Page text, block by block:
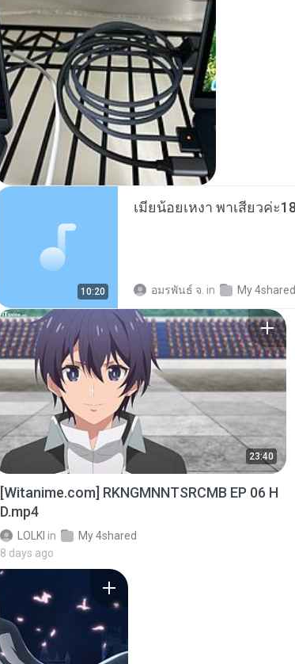
10:20 อมรพันธ์ จ. in My 4shared
23:40
[Witanime.com] RKNGMNNTSRCMB EP 06 H
D.mp4
LOLKI in
My 4shared
8 days ago